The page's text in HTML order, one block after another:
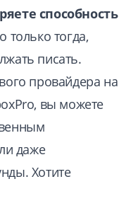
способность
только тогда,
писать.
провайдера на
вы можете
даже
Хотите